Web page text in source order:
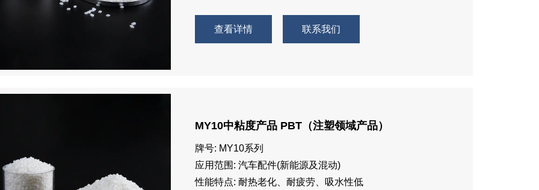
查看详情 联系我们
MY10中粘度产品 PBT（注塑领域产品）
牌号: MY10系列
应用范围: 汽车配件(新能源及混动)
性能特点: 耐热老化、耐疲劳、吸水性低